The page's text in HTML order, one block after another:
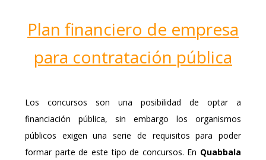
Plan financiero de empresa
para contratación pública
Los concursos son una posibilidad de optar a
financiación pública, sin embargo los organismos
públicos exigen una serie de requisitos para poder
formar parte de este tipo de concursos. En Quabbala